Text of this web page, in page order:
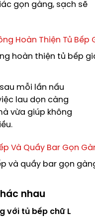
gọn gàng, sạch sẽ
hoàn thiện tủ bếp
mỗi lần nấu
lau dọn càng
vừa giúp không
và quầy bar gọn
nhau
với tủ bếp chữ L